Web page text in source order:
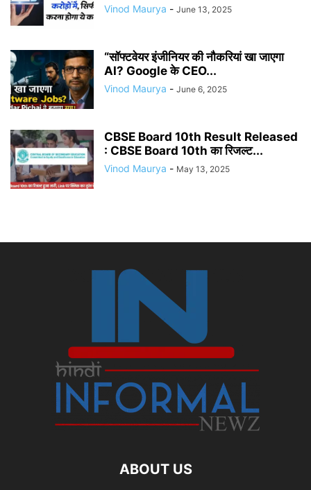
Vinod Maurya - June 13, 2025
“सॉफ्टवेयर इंजीनियर की नौकरियां खा जाएगा
AI? Google के CEO...
Vinod Maurya - June 6, 2025
CBSE Board 10th Result Released
: CBSE Board 10th का रिजल्ट...
Vinod Maurya - May 13, 2025
ABOUT US